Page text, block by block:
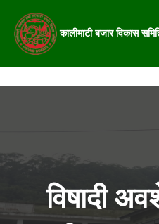
कालीमाटी बजार विकास
विषादी